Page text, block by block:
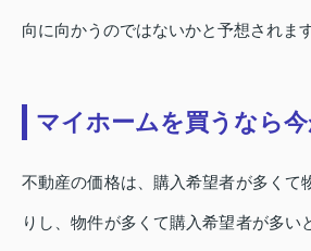
向に向かうのではないかと予想されます
マイホームを買うなら今
不動産の価格は、購入希望者が多くて
りし、物件が多くて購入希望者が多い